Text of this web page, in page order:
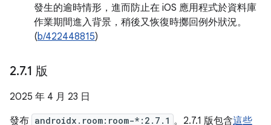
發生的逾時情形，進而防止在 iOS 應用程式於資料庫
作業期間進入背景，稍後又恢復時擲回例外狀況。
(b/422448815)
2.7.1 版
2025 年 4 月 23 日
發布 androidx.room:room-*:2.7.1 。2.7.1 版包含這些